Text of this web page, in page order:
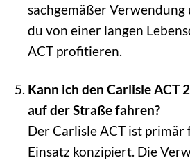
sachgemäßer Verwendung
du von einer langen
ACT profitieren.
Kann ich den Carlisle ACT
auf der Straße fahren?
Der Carlisle ACT ist
Einsatz konzipiert. Die